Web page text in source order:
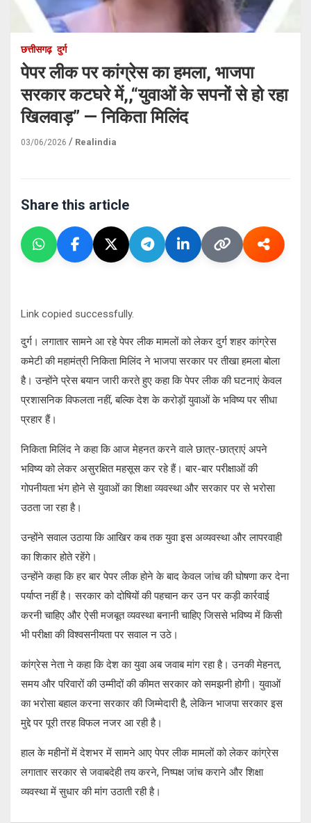
छत्तीसगढ़ दुर्ग
पेपर लीक पर कांग्रेस का हमला, भाजपा
सरकार कटघरे में,,“युवाओं के सपनों से हो रहा
खिलवाड़” — निकिता मिलिंद
03/06/2026 Realindia
Share this article
Link copied successfully.
दुर्ग। लगातार सामने आ रहे पेपर लीक मामलों को लेकर दुर्ग शहर कांग्रेस
कमेटी की महामंत्री निकिता मिलिंद ने भाजपा सरकार पर तीखा हमला बोला
है। उन्होंने प्रेस बयान जारी करते हुए कहा कि पेपर लीक की घटनाएं केवल
प्रशासनिक विफलता नहीं, बल्कि देश के करोड़ों युवाओं के भविष्य पर सीधा
प्रहार हैं।
निकिता मिलिंद ने कहा कि आज मेहनत करने वाले छात्र-छात्राएं अपने
भविष्य को लेकर असुरक्षित महसूस कर रहे हैं। बार-बार परीक्षाओं की
गोपनीयता भंग होने से युवाओं का शिक्षा व्यवस्था और सरकार पर से भरोसा
उठता जा रहा है।
उन्होंने सवाल उठाया कि आखिर कब तक युवा इस अव्यवस्था और लापरवाही
का शिकार होते रहेंगे।
उन्होंने कहा कि हर बार पेपर लीक होने के बाद केवल जांच की घोषणा कर देना
पर्याप्त नहीं है। सरकार को दोषियों की पहचान कर उन पर कड़ी कार्रवाई
करनी चाहिए और ऐसी मजबूत व्यवस्था बनानी चाहिए जिससे भविष्य में किसी
भी परीक्षा की विश्वसनीयता पर सवाल न उठे।
कांग्रेस नेता ने कहा कि देश का युवा अब जवाब मांग रहा है। उनकी मेहनत,
समय और परिवारों की उम्मीदों की कीमत सरकार को समझनी होगी। युवाओं
का भरोसा बहाल करना सरकार की जिम्मेदारी है, लेकिन भाजपा सरकार इस
मुद्दे पर पूरी तरह विफल नजर आ रही है।
हाल के महीनों में देशभर में सामने आए पेपर लीक मामलों को लेकर कांग्रेस
लगातार सरकार से जवाबदेही तय करने, निष्पक्ष जांच कराने और शिक्षा
व्यवस्था में सुधार की मांग उठाती रही है।